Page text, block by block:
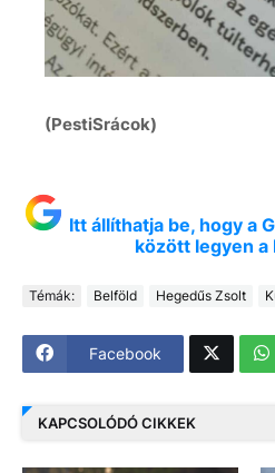
(PestiSrácok)
Itt állíthatja be, hogy a
között legyen a
Témák: Belföld Hegedűs Zsolt
Facebook
KAPCSOLÓDÓ CIKKEK